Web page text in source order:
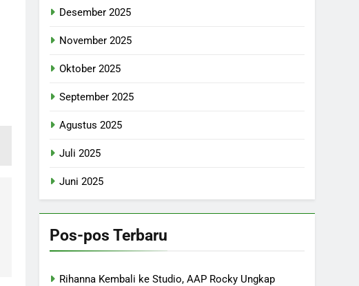
Desember 2025
November 2025
Oktober 2025
September 2025
Agustus 2025
Juli 2025
Juni 2025
Pos-pos Terbaru
Rihanna Kembali ke Studio, AAP Rocky Ungkap